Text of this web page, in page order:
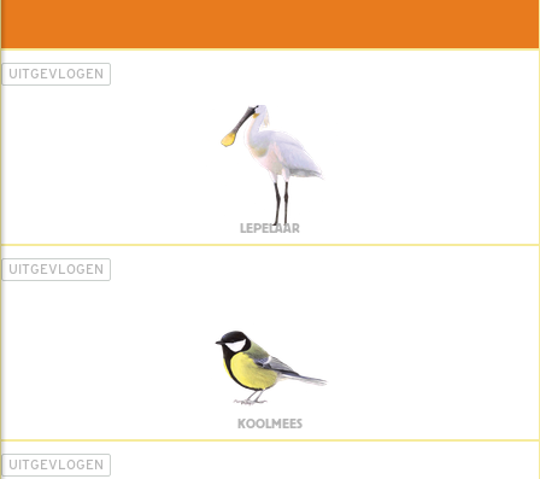
UITGEVLOGEN
LEPELAAR
UITGEVLOGEN
KOOLMEES
UITGEVLOGEN